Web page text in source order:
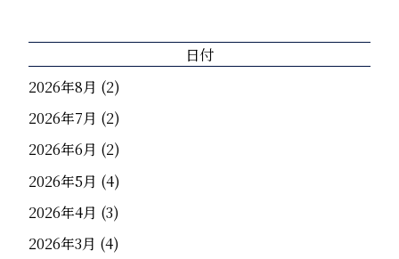
日付
2026年8月 (2)
2026年7月 (2)
2026年6月 (2)
2026年5月 (4)
2026年4月 (3)
2026年3月 (4)